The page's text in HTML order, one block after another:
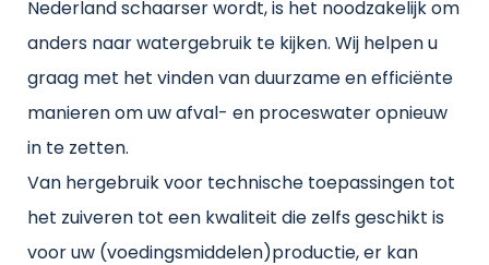
Nederland schaarser wordt, is het noodzakelijk om
anders naar watergebruik te kijken. Wij helpen u
graag met het vinden van duurzame en efficiënte
manieren om uw afval- en proceswater opnieuw
in te zetten.
Van hergebruik voor technische toepassingen tot
het zuiveren tot een kwaliteit die zelfs geschikt is
voor uw (voedingsmiddelen)productie, er kan